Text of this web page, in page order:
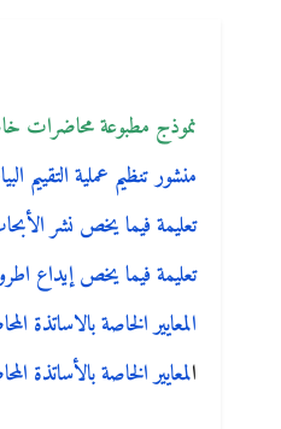
نموذج مطبوعة محاضرات
منشور تنظيم عملية التقييم
تعليمة فيما يخص نشر
تعليمة فيما يخص إيداع
المعايير الخاصة
المعايير الخاصة بالأساتذة